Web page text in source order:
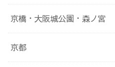
京橋・大阪城公園・森ノ宮
京都